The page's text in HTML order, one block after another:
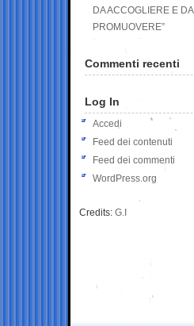
DA ACCOGLIERE E DA
PROMUOVERE”
Commenti recenti
Log In
Accedi
Feed dei contenuti
Feed dei commenti
WordPress.org
Credits: G.I